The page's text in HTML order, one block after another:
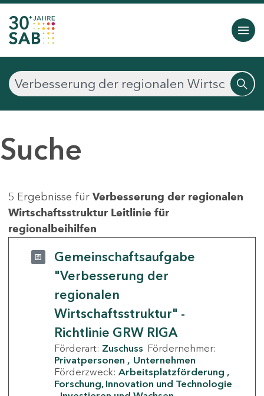
Suche
5 Ergebnisse für Verbesserung der regionalen
Wirtschaftsstruktur Leitlinie für
regionalbeihilfen
Gemeinschaftsaufgabe
"Verbesserung der
regionalen
Wirtschaftsstruktur" -
Richtlinie GRW RIGA
Förderart: Zuschuss Fördernehmer:
Privatpersonen
Unternehmen
Förderzweck: Arbeitsplatzförderung
Forschung, Innovation und Technologie